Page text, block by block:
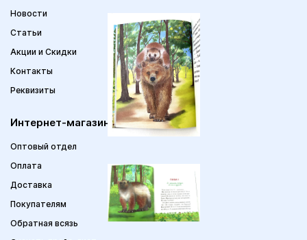
Новости
Статьи
Акции и Скидки
Контакты
Реквизиты
Интернет-магазин
Оптовый отдел
Оплата
Доставка
Покупателям
Обратная всязь